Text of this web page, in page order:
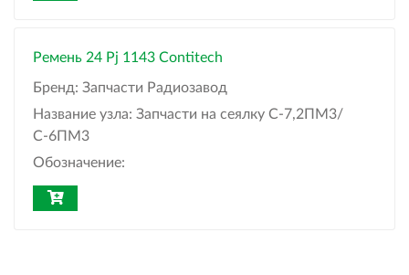
Ремень 24 Pj 1143 Contitech
Бренд: Запчасти Радиозавод
Название узла: Запчасти на сеялку С-7,2ПМ3/
С-6ПМ3
Обозначение: